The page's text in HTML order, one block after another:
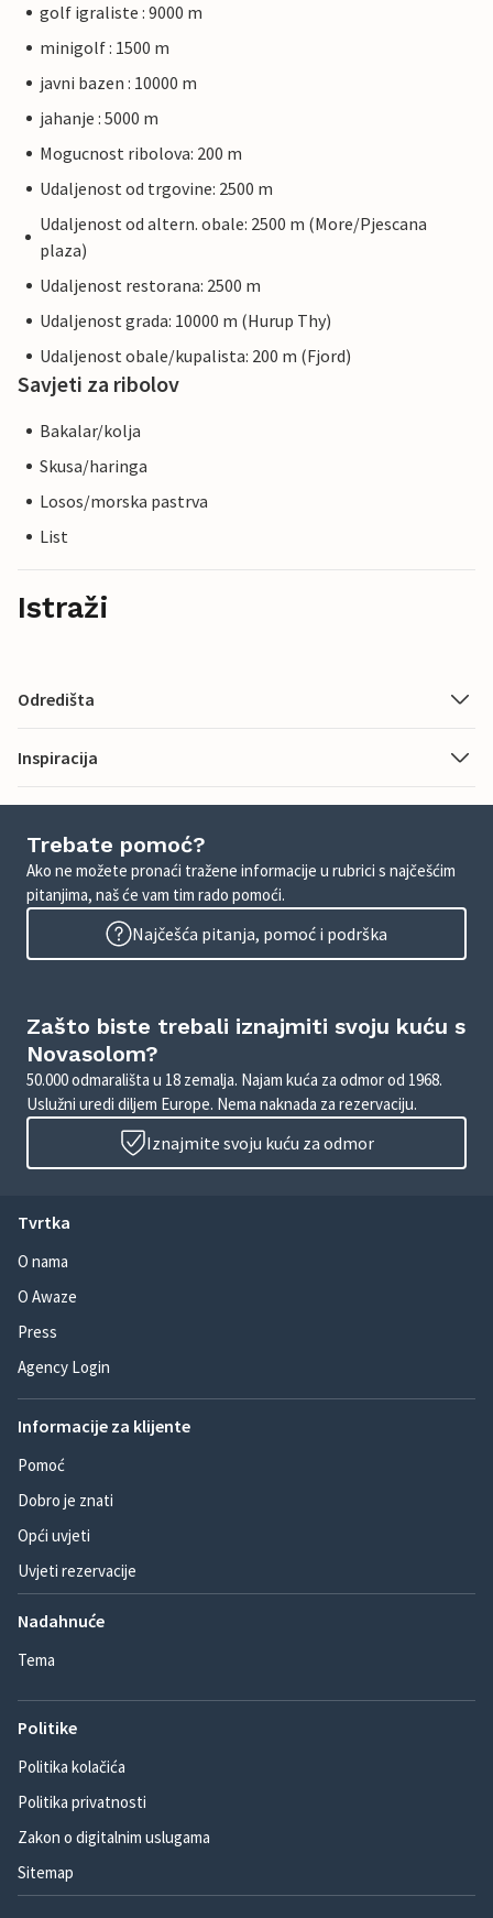
golf igraliste : 9000 m
minigolf : 1500 m
javni bazen : 10000 m
jahanje : 5000 m
Mogucnost ribolova: 200 m
Udaljenost od trgovine: 2500 m
Udaljenost od altern. obale: 2500 m (More/Pjescana
plaza)
Udaljenost restorana: 2500 m
Udaljenost grada: 10000 m (Hurup Thy)
Udaljenost obale/kupalista: 200 m (Fjord)
Savjeti za ribolov
Bakalar/kolja
Skusa/haringa
Losos/morska pastrva
List
Istraži
Odredišta
Inspiracija
Trebate pomoć?
Ako ne možete pronaći tražene informacije u rubrici s najčešćim
pitanjima, naš će vam tim rado pomoći.
Najčešća pitanja, pomoć i podrška
Zašto biste trebali iznajmiti svoju kuću s
Novasolom?
50.000 odmarališta u 18 zemalja. Najam kuća za odmor od 1968.
Uslužni uredi diljem Europe. Nema naknada za rezervaciju.
Iznajmite svoju kuću za odmor
Tvrtka
O nama
O Awaze
Press
Agency Login
Informacije za klijente
Pomoć
Dobro je znati
Opći uvjeti
Uvjeti rezervacije
Nadahnuće
Tema
Politike
Politika kolačića
Politika privatnosti
Zakon o digitalnim uslugama
Sitemap